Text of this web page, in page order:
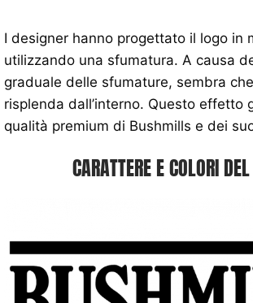
I designer hanno progettato il logo in
utilizzando una sfumatura. A causa
graduale delle sfumature, sembra
risplenda dall’interno. Questo effetto
qualità premium di Bushmills e dei
CARATTERE E COLORI